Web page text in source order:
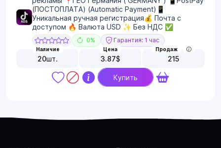
(ПОСТОПЛАТА) (Automatic Payment)📱
Уникальная ручная регистрация💰 Почта с
доступом 🔥 Валюта USD ✨ Без НДС ✅
0% Гарантия: 1 час
Наличие
20шт.
Цена
3.87$
Продаж
215
Купить